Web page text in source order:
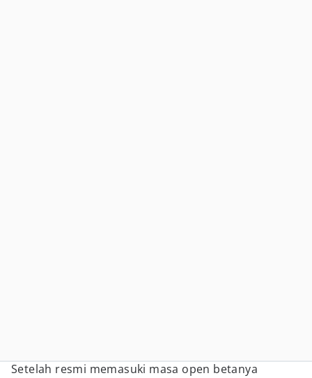
Setelah resmi memasuki masa open betanya